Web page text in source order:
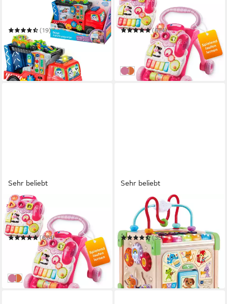
Spielzeug-Transporter Babys
Autotransporter
(19)
ab 16,99 € UVP19,99 €
-15%
in 2-3 Werktagen bei dir
Lauflernwagen VTechBaby,
Spiel-und Laufwagen
(674)
ab 32,57 € UVP44,99 €
in 2-3 Werktagen bei dir
pinkbunt
Sehr beliebt
VTECH®
Lauflernwagen VTechBaby,
Spiel-und Laufwagen
(674)
ab 32,57 € UVP44,99 €
in 2-3 Werktagen bei dir
pinkbunt
Sehr beliebt
Motorikwürfel Vtech Baby,
Interaktiver Holz-Spielwürfel
(35)
ab 25,99 € UVP44,99 €
-42%
in 1-2 Werktagen bei dir